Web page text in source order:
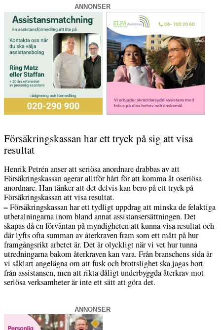
ANNONSER
Försäkringskassan har ett tryck på sig att visa
resultat
Henrik Petrén anser att seriösa anordnare drabbas av att
Försäkringskassan agerar alltför hårt för att komma åt oseriösa
anordnare. Han tänker att det delvis kan bero på ett tryck på
Försäkringskassan att visa resultat.
–Försäkringskassan har ett tydligt uppdrag att minska de felaktiga
utbetalningarna inom bland annat assistansersättningen. Det
skapas då en förväntan på myndigheten att kunna visa resultat och
där lyfts ofta summan av återkraven fram som ett mått på hur
framgångsrikt arbetet är. Det är olyckligt när vi vet hur tunna
utredningarna bakom återkraven kan vara. Från branschens sida är
vi såklart angelägna om att fusk och brottslighet ska jagas bort
från assistansen, men att rikta dåligt underbyggda återkrav mot
seriösa verksamheter är inte ett sätt att göra det.
ANNONSER